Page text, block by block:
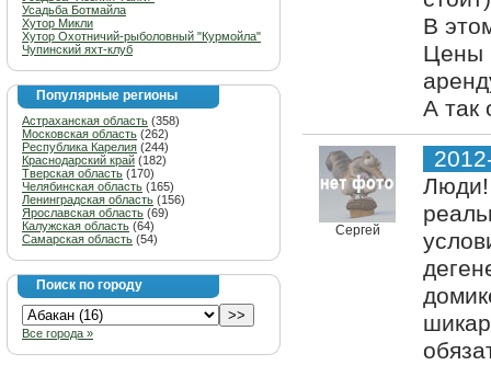
Усадьба Ботмайла
Хутор Микли
Хутор Охотничий-рыболовный "Курмойла"
Чупинский яхт-клуб
Популярные регионы
Астраханская область (358)
Московская область (262)
Республика Карелия (244)
Краснодарский край (182)
Тверская область (170)
Челябинская область (165)
Ленинградская область (156)
Ярославская область (69)
Калужская область (64)
Самарская область (54)
Поиск по городу
Все города »
В
Цены
А так
Сергей
Люди!